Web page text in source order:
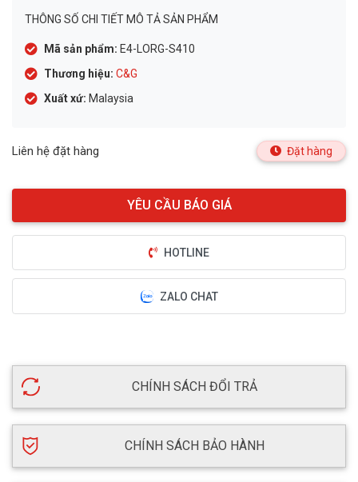
THÔNG SỐ CHI TIẾT MÔ TẢ SẢN PHẨM
Mã sản phẩm: E4-LORG-S410
Thương hiệu: C&G
Xuất xứ: Malaysia
Liên hệ đặt hàng Đặt hàng
HOTLINE
ZALO CHAT
CHÍNH SÁCH ĐỔI TRẢ
CHÍNH SÁCH BẢO HÀNH